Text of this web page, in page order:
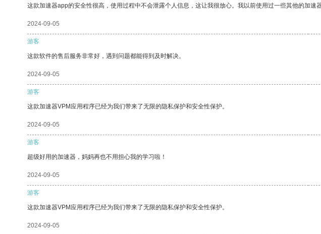
这款加速器app的安全性很高，使用过程中不会泄露个人信息，这让我很放心。我以前使用过一些其他的加速
2024-09-05
游客
这款软件的售后服务非常好，遇到问题都能得到及时解决。
2024-09-05
游客
这款加速器VPM应用程序已经为我们带来了无限的隐私保护和安全性保护。
2024-09-05
游客
超级好用的加速器，妈妈再也不用担心我的学习啦！
2024-09-05
游客
这款加速器VPM应用程序已经为我们带来了无限的隐私保护和安全性保护。
2024-09-05